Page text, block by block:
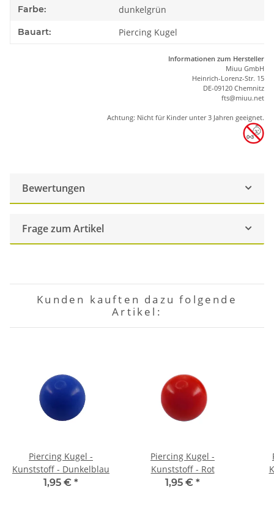
Farbe: dunkelgrün
Bauart: Piercing Kugel
Informationen zum Hersteller
Miuu GmbH
Heinrich-Lorenz-Str. 15
DE-09120 Chemnitz
fts@miuu.net
Achtung: Nicht für Kinder unter 3 Jahren geeignet.
Bewertungen
Frage zum Artikel
Kunden kauften dazu folgende
Artikel:
Piercing Kugel -
Kunststoff - Dunkelblau
1,95 € *
Piercing Kugel -
Kunststoff - Rot
1,95 € *